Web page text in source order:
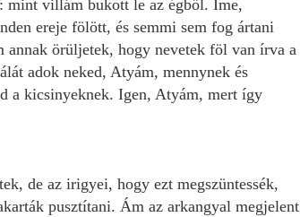
mint villám bukott le az égből. Íme,
ereje fölött, és semmi sem fog ártani
annak örüljetek, hogy nevetek föl van írva a
adok neked, Atyám, mennynek és
a kicsinyeknek. Igen, Atyám, mert így
de az irigyei, hogy ezt megszüntessék,
pusztítani. Ám az arkangyal megjelent